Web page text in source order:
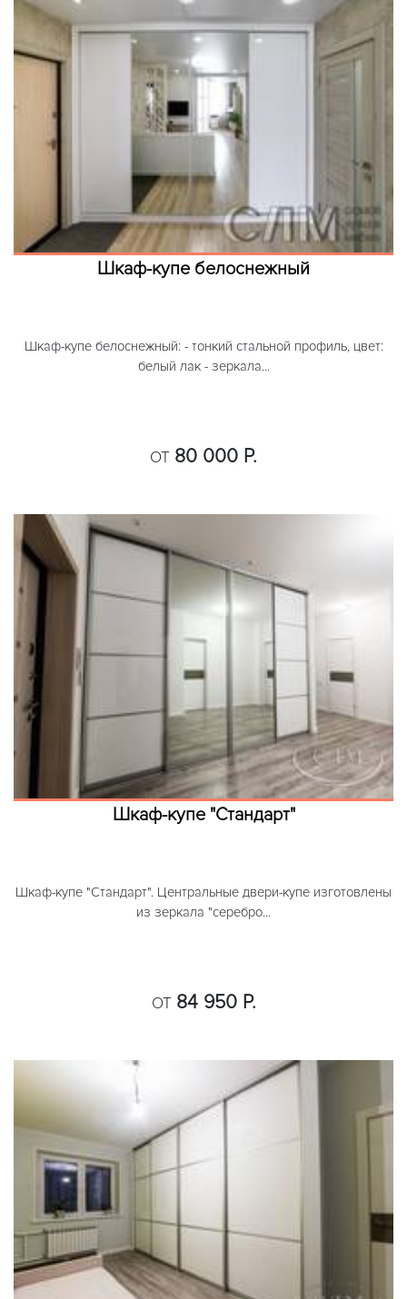
Шкаф-купе белоснежный
Шкаф-купе белоснежный: - тонкий стальной профиль, цвет:
белый лак - зеркала...
ОТ 80 000 Р.
Шкаф-купе "Стандарт"
Шкаф-купе "Стандарт". Центральные двери-купе изготовлены
из зеркала "серебро...
ОТ 84 950 Р.